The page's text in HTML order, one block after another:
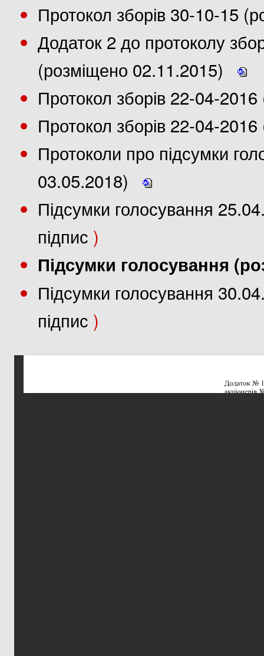
Протокол зборів 30-10-15
Додаток 2 до протоколу
(розміщено 02.11.2015)
Протокол зборів 22-04-
Протокол зборів 22-04-
Протоколи про підсумки
03.05.2018)
Підсумки голосування
підпис )
Підсумки голосування
Підсумки голосування
підпис )